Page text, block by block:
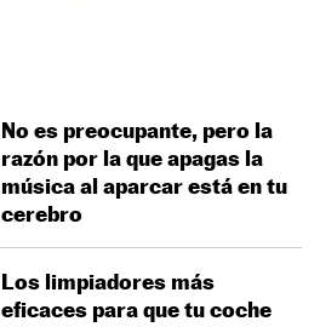
No es preocupante, pero la
razón por la que apagas la
música al aparcar está en tu
cerebro
Los limpiadores más
eficaces para que tu coche